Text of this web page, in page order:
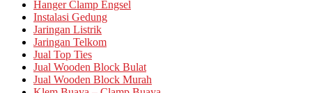
Hanger Clamp Engsel
Instalasi Gedung
Jaringan Listrik
Jaringan Telkom
Jual Top Ties
Jual Wooden Block Bulat
Jual Wooden Block Murah